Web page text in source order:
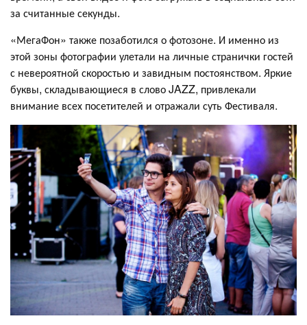
за считанные секунды.
«МегаФон» также позаботился о фотозоне. И именно из
этой зоны фотографии улетали на личные странички гостей
с невероятной скоростью и завидным постоянством. Яркие
буквы, складывающиеся в слово JAZZ, привлекали
внимание всех посетителей и отражали суть Фестиваля.